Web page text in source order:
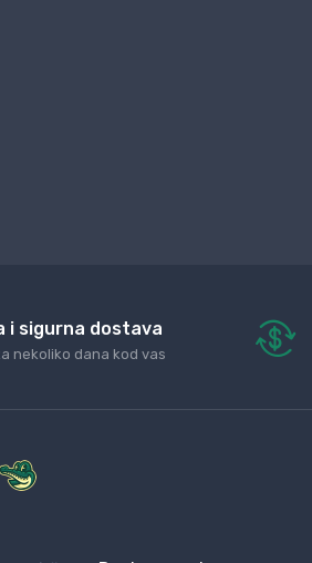
i sigurna dostava
nekoliko dana kod vas